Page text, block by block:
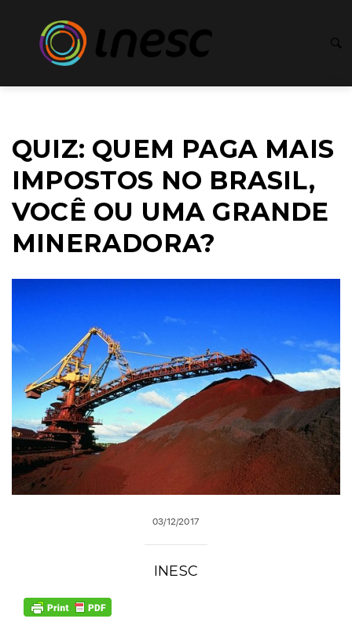
QUIZ: QUEM PAGA MAIS
IMPOSTOS NO BRASIL,
VOCÊ OU UMA GRANDE
MINERADORA?
03/12/2017
INESC